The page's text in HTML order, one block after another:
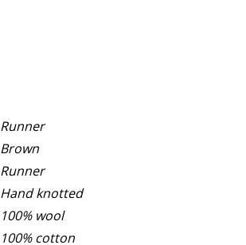
Runner
Brown
Runner
Hand knotted
100% wool
100% cotton